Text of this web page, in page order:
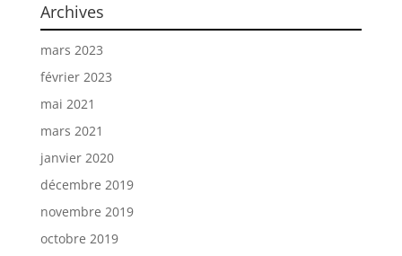
Archives
mars 2023
février 2023
mai 2021
mars 2021
janvier 2020
décembre 2019
novembre 2019
octobre 2019